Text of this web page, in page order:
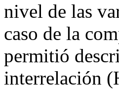
nivel de las
caso de la
permitió
interrelación